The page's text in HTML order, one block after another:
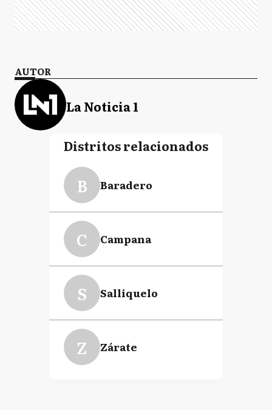
AUTOR
La Noticia 1
Distritos relacionados
B Baradero
C Campana
S Salliquelo
Z Zárate